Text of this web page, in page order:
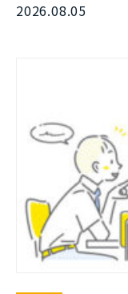
2026.08.05